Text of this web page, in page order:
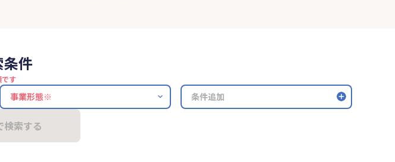
件
す
条件追加
検索する